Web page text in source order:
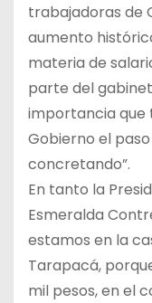
trabajadoras de
aumento
materia de
parte del
importancia que
Gobierno el
concretando”.
En tanto la
Esmeralda
estamos en la
Tarapacá,
mil pesos, en el